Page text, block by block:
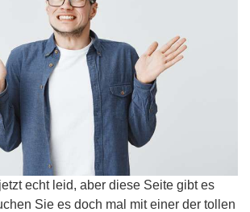
echt leid, aber diese Seite gibt es
Sie es doch mal mit einer der tollen